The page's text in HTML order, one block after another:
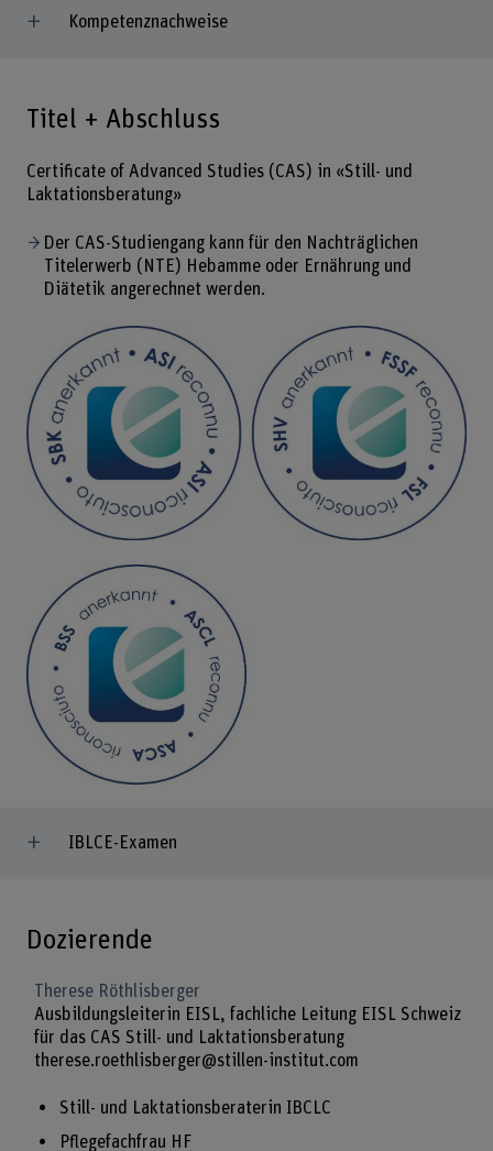
Kompetenznachweise
Titel + Abschluss
Certificate of Advanced Studies (CAS) in «Still- und
Laktationsberatung»
Der CAS-Studiengang kann für den Nachträglichen
Titelerwerb (NTE) Hebamme oder Ernährung und
Diätetik angerechnet werden.
IBLCE-Examen
Dozierende
Therese Röthlisberger
Ausbildungsleiterin EISL, fachliche Leitung EISL Schweiz
für das CAS Still- und Laktationsberatung
therese.roethlisberger@stillen-institut.com
Still- und Laktationsberaterin IBCLC
Pflegefachfrau HF